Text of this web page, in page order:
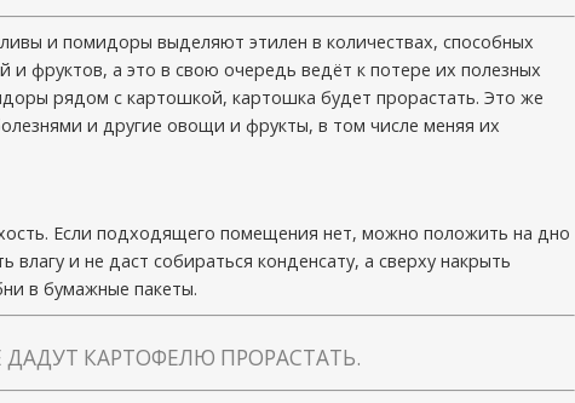
и помидоры выделяют этилен в количествах, способных
и фруктов, а это в свою очередь ведёт к потере их полезных
рядом с картошкой, картошка будет прорастать. Это же
и другие овощи и фрукты, в том числе меняя их
Если подходящего помещения нет, можно положить на дно
и не даст собираться конденсату, а сверху накрыть
в бумажные пакеты.
КАРТОФЕЛЮ ПРОРАСТАТЬ.